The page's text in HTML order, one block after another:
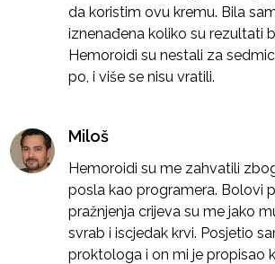
da koristim ovu kremu. Bila
iznenađena koliko su rezultati
Hemoroidi su nestali za
po, i više se nisu vratili.
Miloš
Hemoroidi su me zahvatili
posla kao programera. Bolovi
pražnjenja crijeva su me jako
svrab i iscjedak krvi. Posjetio
proktologa i on mi je propisao